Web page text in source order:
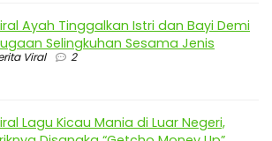
Ayah Tinggalkan Istri dan Bayi Demi
Selingkuhan Sesama Jenis
Viral 2
Lagu Kicau Mania di Luar Negeri,